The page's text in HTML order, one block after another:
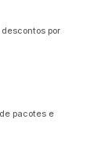
por
pacotes e